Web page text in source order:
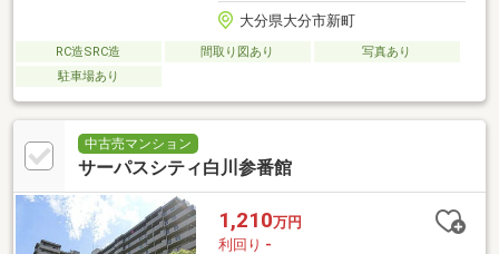
大分県大分市新町
RC造SRC造 間取り図あり
写真あり
駐車場あり
中古売マンション
サーパスシティ白川参番館
1,210万円
利回り -